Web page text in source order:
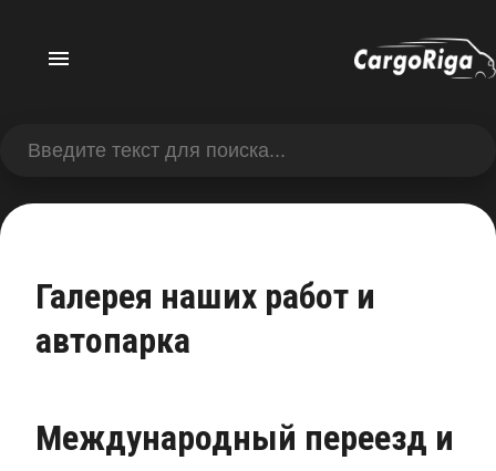
Галерея наших работ и
автопарка
Международный переезд и